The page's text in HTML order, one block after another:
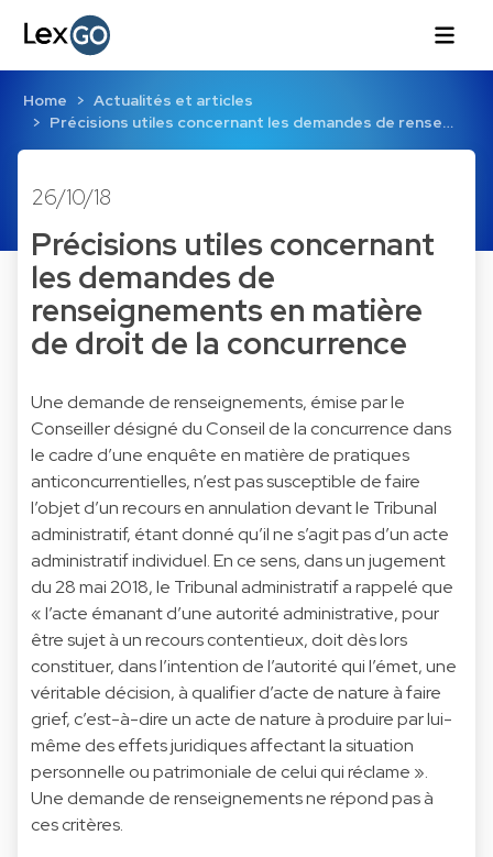
Home
Actualités et articles
Précisions utiles concernant les demandes de rense…
26/10/18
Précisions utiles concernant
les demandes de
renseignements en matière
de droit de la concurrence
Une demande de renseignements, émise par le
Conseiller désigné du Conseil de la concurrence dans
le cadre d’une enquête en matière de pratiques
anticoncurrentielles, n’est pas susceptible de faire
l’objet d’un recours en annulation devant le Tribunal
administratif, étant donné qu’il ne s’agit pas d’un acte
administratif individuel. En ce sens, dans unjugement
du 28 mai 2018, le Tribunal administratif a rappelé que
« l’acte émanant d’une autorité administrative, pour
être sujet à un recours contentieux, doit dès lors
constituer, dans l’intention de l’autorité qui l’émet, une
véritable décision, à qualifier d’acte de nature à faire
grief, c’est-à-dire un acte de nature à produire par lui-
même des effets juridiques affectant la situation
personnelle ou patrimoniale de celui qui réclame ».
Une demande de renseignements ne répond pas à
ces critères.